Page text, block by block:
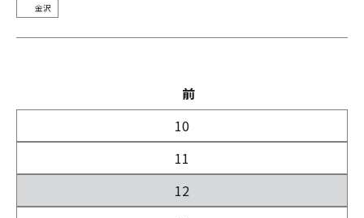
金沢
前
10
11
12